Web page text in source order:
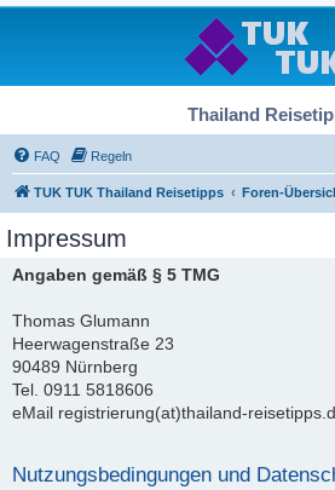
Thailand
FAQ Regeln
TUK TUK Thailand Reisetipps Foren-
Impressum
Angaben gemäß § 5 TMG
Thomas Glumann
Heerwagenstraße 23
90489 Nürnberg
Tel. 0911 5818606
eMail registrierung(at)thailand-
Nutzungsbedingungen und